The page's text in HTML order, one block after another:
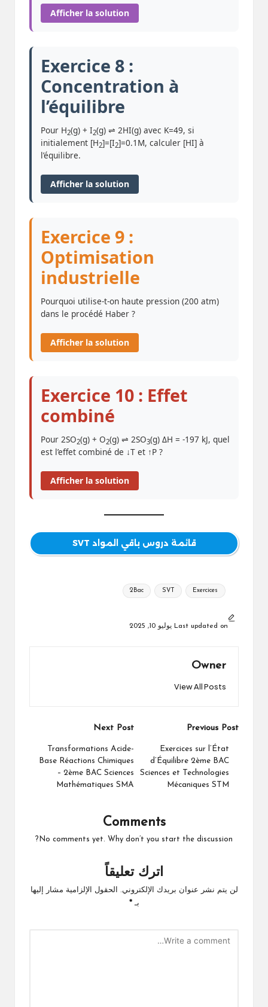
Afficher la solution
Exercice 8 :
Concentration à
l’équilibre
Pour H2(g) + I2(g) ⇌ 2HI(g) avec K=49, si
initialement [H2]=[I2]=0.1M, calculer [HI] à
l’équilibre.
Afficher la solution
Exercice 9 :
Optimisation
industrielle
Pourquoi utilise-t-on haute pression (200 atm)
dans le procédé Haber ?
Afficher la solution
Exercice 10 : Effet
combiné
Pour 2SO2(g) + O2(g) ⇌ 2SO3(g) ΔH = -197 kJ, quel
est l’effet combiné de ↓T et ↑P ?
Afficher la solution
قائمة دروس باقي المواد SVT
Tags:
2Bac SVT Exercices
Last updated on يوليو 10, 2025
Owner
View All Posts
Post
navigation
Previous Post
Exercices sur l’État
d’Équilibre 2ème BAC
Sciences et Technologies
Mécaniques STM
Next Post
Transformations Acide-
Base Réactions Chimiques
– 2ème BAC Sciences
Mathématiques SMA
Comments
No comments yet. Why don’t you start the discussion?
اترك تعليقاً
لن يتم نشر عنوان بريدك الإلكتروني.
الحقول الإلزامية مشار إليها
بـ*